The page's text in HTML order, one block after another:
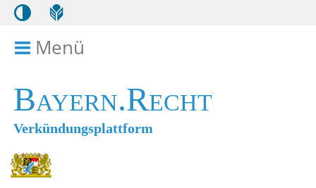
Menü
Bayern.Recht
Verkündungsplattform